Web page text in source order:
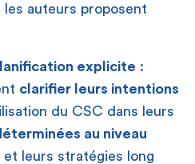
les auteurs proposent
explicite :
clarifier leurs intentions
du CSC dans leurs
au niveau
et leurs stratégies long